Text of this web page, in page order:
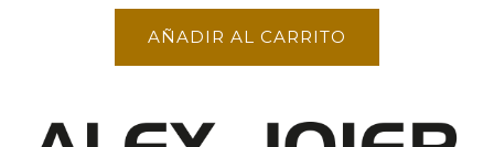
AÑADIR AL CARRITO